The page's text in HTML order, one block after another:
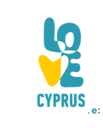
You are here: